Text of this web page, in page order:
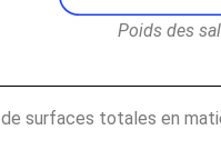
Poids des
de surfaces totales en